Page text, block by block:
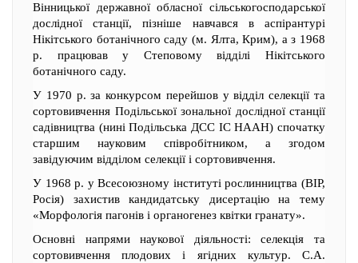
Вінницької державної обласної сільськогосподарської
дослідної станції, пізніше навчався в аспірантурі
Нікітського ботанічного саду (м. Ялта, Крим), а з 1968
р. працював у Степовому відділі Нікітського
ботанічного саду.
У 1970 р. за конкурсом перейшов у відділ селекції та
сортовивчення Подільської зональної дослідної станції
садівництва (нині Подільська ДСС ІС НААН) спочатку
старшим науковим співробітником, а згодом
завідуючим відділом селекції і сортовивчення.
У 1968 р. у Всесоюзному інституті рослинництва (ВІР,
Росія) захистив кандидатську дисертацію на тему
«Морфологія пагонів і органогенез квітки гранату».
Основні напрями наукової діяльності: селекція та
сортовивчення плодових і ягідних культур. С.А.